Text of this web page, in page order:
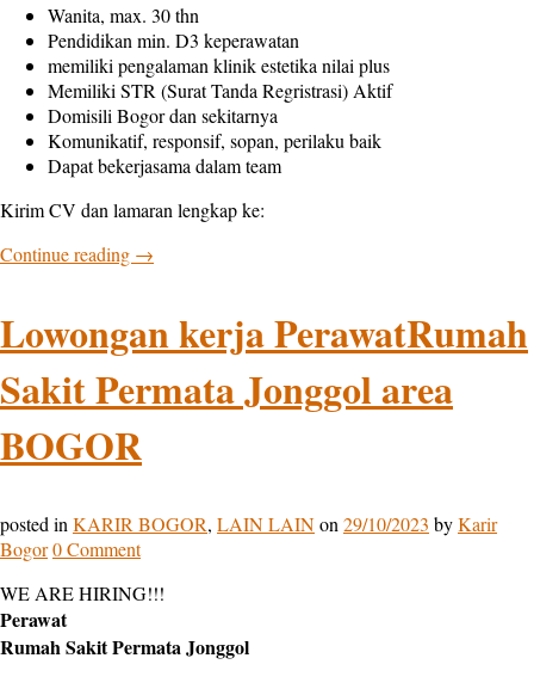
Wanita, max. 30 thn
Pendidikan min. D3 keperawatan
memiliki pengalaman klinik estetika nilai plus
Memiliki STR (Surat Tanda Regristrasi) Aktif
Domisili Bogor dan sekitarnya
Komunikatif, responsif, sopan, perilaku baik
Dapat bekerjasama dalam team
Kirim CV dan lamaran lengkap ke:
Continue reading →
Lowongan kerja PerawatRumah
Sakit Permata Jonggol area
BOGOR
posted in KARIR BOGOR, LAIN LAINon 29/10/2023 byKarir
Bogor0 Comment
WE ARE HIRING!!!
Perawat
Rumah Sakit Permata Jonggol